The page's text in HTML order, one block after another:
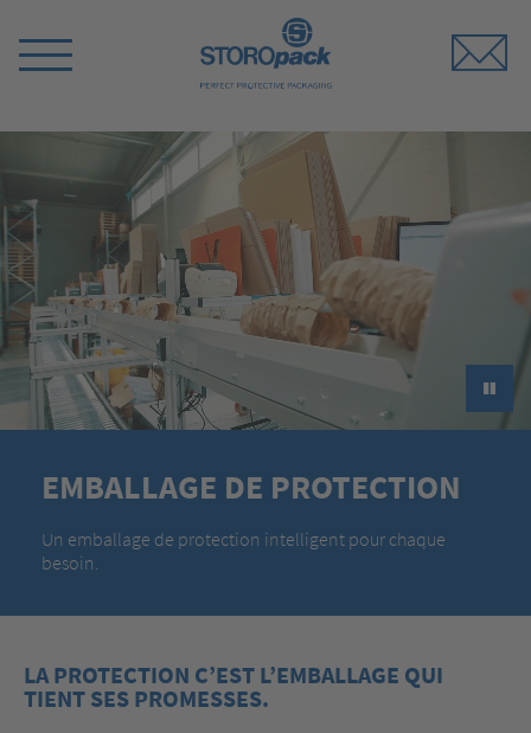
Switch
►
EMBALLAGE DE PROTECTION
Un emballage de protection intelligent pour chaque
besoin.
LA PROTECTION C’EST L’EMBALLAGE QUI
TIENT SES PROMESSES.